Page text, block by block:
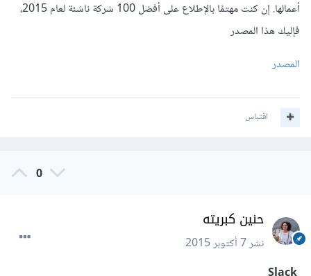
أعمالها. إن كنت مهتمًا بالإطلاع على أفضل 100 شركة ناشئة لعام 2015،
فإليك هذا المصدر
المصدر
اقتباس
0
حنين كبريته
نشر7 أكتوبر 2015